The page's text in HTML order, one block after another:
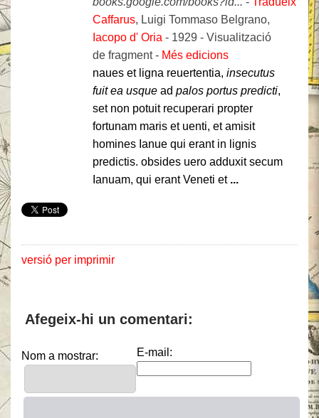
Caffarus, ‎Luigi Tommaso Belgrano,
Iacopo d' Oria - 1929 - ‎Visualització
de fragment - ‎ Més edicions
naues et ligna reuertentia, insecutus
fuit ea usque ad palos portus predicti,
set non potuit recuperari propter
fortunam maris et uenti, et amisit
homines Ianue qui erant in lignis
predictis. obsides uero adduxit secum
Ianuam, qui erant Veneti et ...
versió per imprimir
Afegeix-hi un comentari:
Nom a mostrar: E-mail: